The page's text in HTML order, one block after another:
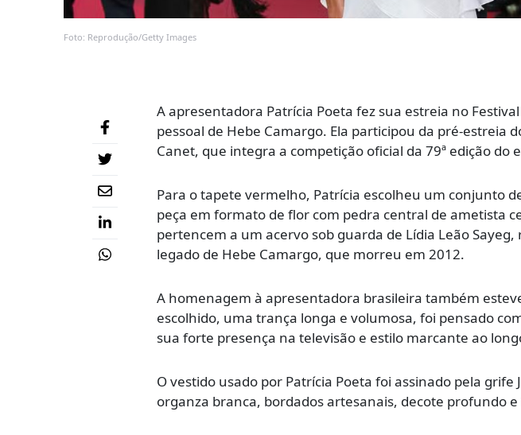
Foto: Reprodução/Getty Images
A apresentadora Patrícia Poeta fez sua estreia no
pessoal de Hebe Camargo. Ela participou da pré-estreia
Canet, que integra a competição oficial da 79ª edição do
Para o tapete vermelho, Patrícia escolheu um conjunto
peça em formato de flor com pedra central de ametista
pertencem a um acervo sob guarda de Lídia Leão
legado de Hebe Camargo, que morreu em 2012.
A homenagem à apresentadora brasileira também
escolhido, uma trança longa e volumosa, foi pensado
sua forte presença na televisão e estilo marcante ao
O vestido usado por Patrícia Poeta foi assinado pela
organza branca, bordados artesanais, decote profundo